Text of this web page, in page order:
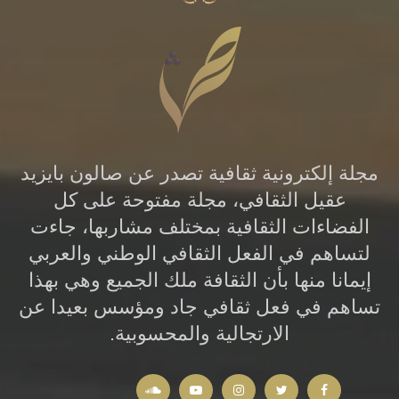
مواهبه وأظهر حنكته وتمكنه فمن الواجب
مرافقته حتى يستوي فكره وينضج أدبه، فلنا أن
نتخيل تجلي عشرة أقلام شابة فخمة في كل
عام، أي أنه بعد عشرة أعوام سيزخر بلدنا بمائة
أحرق أنامل الآنفين.
وسوم : ...
مجلة إلكترونية ثقافية تصدر عن صالون بايزيد
عقيل الثقافي، مجلة مفتوحة على كل
الفضاءات الثقافية بمختلف مشاربها، جاءت
لتساهم في الفعل الثقافي الوطني والعربي
إيمانا منها بأن الثقافة ملك الجميع وهي بهذا
تساهم في فعل ثقافي جاد ومؤسس بعيدا عن
الارتجالية والمحسوبية.